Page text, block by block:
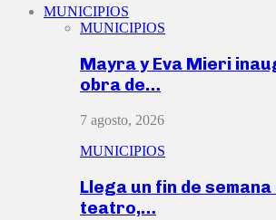
MUNICIPIOS
MUNICIPIOS
Mayra y Eva Mieri
obra de…
7 agosto, 2026
MUNICIPIOS
Llega un fin de semana
teatro,…